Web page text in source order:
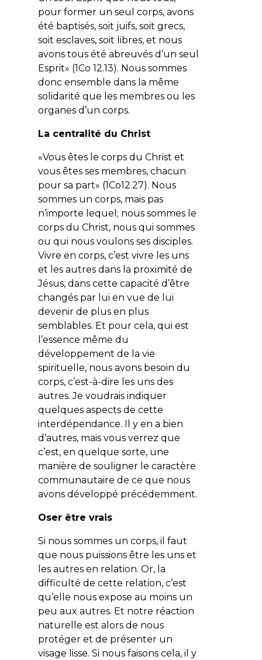
pour former un seul corps, avons
été baptisés, soit juifs, soit grecs,
soit esclaves, soit libres, et nous
avons tous été abreuvés d’un seul
Esprit» (1Co 12.13). Nous sommes
donc ensemble dans la même
solidarité que les membres ou les
organes d’un corps.
La centralité du Christ
«Vous êtes le corps du Christ et
vous êtes ses membres, chacun
pour sa part» (1Co12.27). Nous
sommes un corps, mais pas
n’importe lequel; nous sommes le
corps du Christ, nous qui sommes
ou qui nous voulons ses disciples.
Vivre en corps, c’est vivre les uns
et les autres dans la proximité de
Jésus, dans cette capacité d’être
changés par lui en vue de lui
devenir de plus en plus
semblables. Et pour cela, qui est
l’essence même du
développement de la vie
spirituelle, nous avons besoin du
corps, c’est-à-dire les uns des
autres. Je voudrais indiquer
quelques aspects de cette
interdépendance. Il y en a bien
d’autres, mais vous verrez que
c’est, en quelque sorte, une
manière de souligner le caractère
communautaire de ce que nous
avons développé précédemment.
Oser être vrais
Si nous sommes un corps, il faut
que nous puissions être les uns et
les autres en relation. Or, la
difficulté de cette relation, c’est
qu’elle nous expose au moins un
peu aux autres. Et notre réaction
naturelle est alors de nous
protéger et de présenter un
visage lisse. Si nous faisons cela, il y